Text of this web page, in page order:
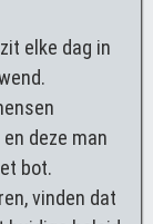
elke dag in
deze man
bot.
vinden dat